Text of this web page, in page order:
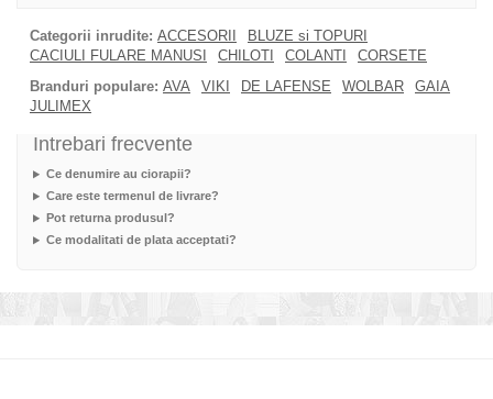
Categorii inrudite: ACCESORII
BLUZE si TOPURI
CACIULI FULARE MANUSI
CHILOTI COLANTI
CORSETE
Branduri populare: AVA VIKI DE LAFENSE WOLBAR
GAIA
JULIMEX
Intrebari frecvente
Ce denumire au ciorapii?
Care este termenul de livrare?
Pot returna produsul?
Ce modalitati de plata acceptati?